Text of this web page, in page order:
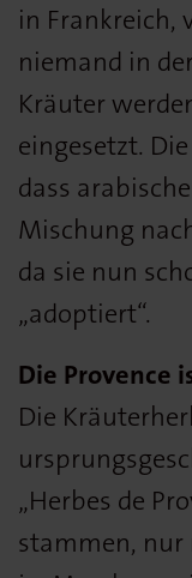
in Frankreich,
niemand in
Kräuter
eingesetzt.
dass
Mischung
da sie nun
„adoptiert“.
Die Provence
Die
„Herbes de
stammen, nur